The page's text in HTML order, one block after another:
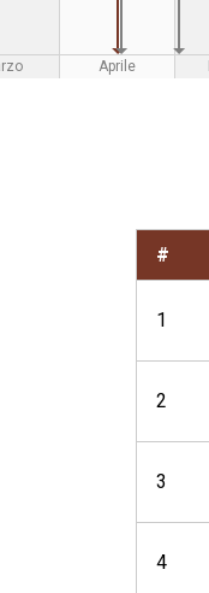
Aprile
#
1
2
3
4